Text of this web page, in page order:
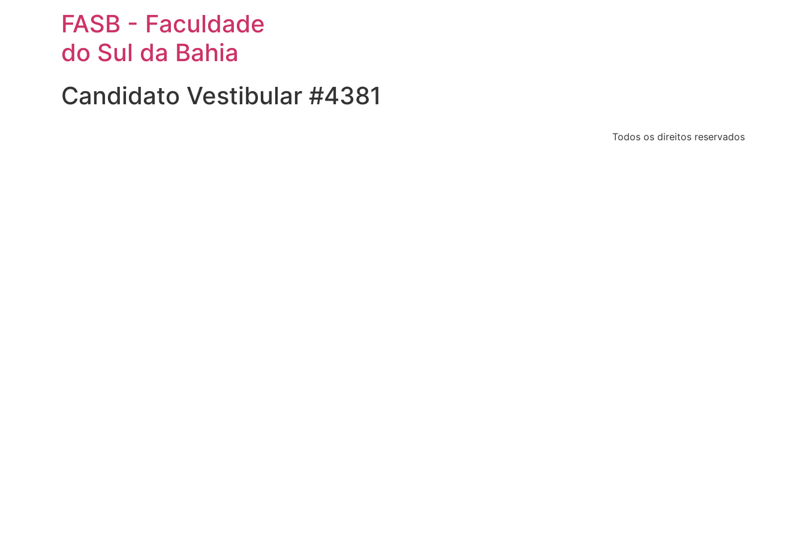
FASB - Faculdade
do Sul da Bahia
Candidato Vestibular #4381
Todos os direitos reservados